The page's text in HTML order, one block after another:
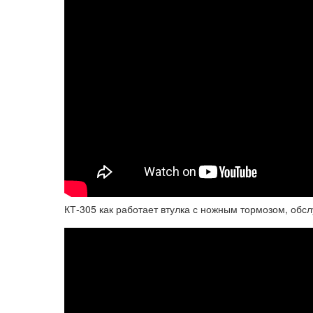
КТ-305 как работает втулка с ножным тормозом,